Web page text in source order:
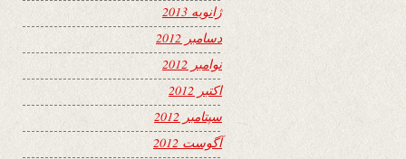
ژانویه 2013
دسامبر 2012
نوامبر 2012
اکتبر 2012
سپتامبر 2012
آگوست 2012